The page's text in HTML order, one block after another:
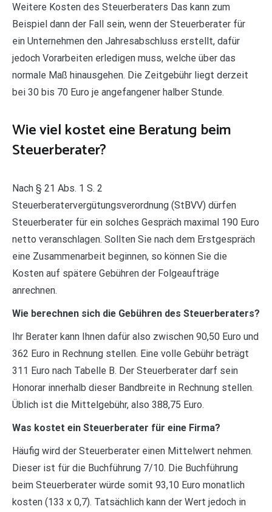
Weitere Kosten des Steuerberaters Das kann zum
Beispiel dann der Fall sein, wenn der Steuerberater für
ein Unternehmen den Jahresabschluss erstellt, dafür
jedoch Vorarbeiten erledigen muss, welche über das
normale Maß hinausgehen. Die Zeitgebühr liegt derzeit
bei 30 bis 70 Euro je angefangener halber Stunde.
Wie viel kostet eine Beratung beim
Steuerberater?
Nach § 21 Abs. 1 S. 2
Steuerberatervergütungsverordnung (StBVV) dürfen
Steuerberater für ein solches Gespräch maximal 190 Euro
netto veranschlagen. Sollten Sie nach dem Erstgespräch
eine Zusammenarbeit beginnen, so können Sie die
Kosten auf spätere Gebühren der Folgeaufträge
anrechnen.
Wie berechnen sich die Gebühren des Steuerberaters?
Ihr Berater kann Ihnen dafür also zwischen 90,50 Euro und
362 Euro in Rechnung stellen. Eine volle Gebühr beträgt
311 Euro nach Tabelle B. Der Steuerberater darf sein
Honorar innerhalb dieser Bandbreite in Rechnung stellen.
Üblich ist die Mittelgebühr, also 388,75 Euro.
Was kostet ein Steuerberater für eine Firma?
Häufig wird der Steuerberater einen Mittelwert nehmen.
Dieser ist für die Buchführung 7/10. Die Buchführung
beim Steuerberater würde somit 93,10 Euro monatlich
kosten (133 x 0,7). Tatsächlich kann der Wert jedoch in